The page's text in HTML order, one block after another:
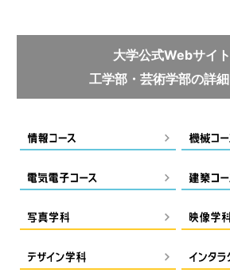
大学公式Webサイ
工学部・芸術学部の詳